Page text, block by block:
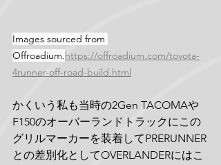
Images sourced from
Offroadium.https://offroadium.com/toyota-
4runner-off-road-build.html
かくいう私も当時の2Gen TACOMAや
F150のオーバーランドトラックにこの
グリルマーカーを装着してPRERUNNER
との差別化としてOVERLANDERにはこ